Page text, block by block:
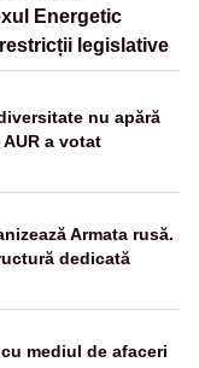
Energetic
legislative
nu apără
a votat
Armata rusă.
dedicată
mediul de afaceri